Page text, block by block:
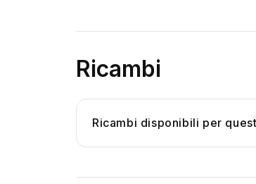
Ricambi
Ricambi disponibili per